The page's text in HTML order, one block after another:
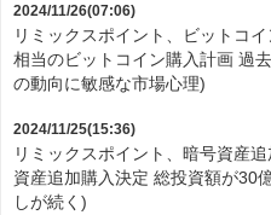
2024/11/26(07:06)
リミックスポイント、ビットコ
相当のビットコイン購入計画 過
の動向に敏感な市場心理)
2024/11/25(15:36)
リミックスポイント、暗号資産
資産追加購入決定 総投資額が30
しが続く)